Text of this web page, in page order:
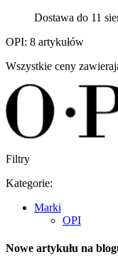
Dostawa do 11
OPI: 8 artykułów
Wszystkie ceny
Filtry
Kategorie:
Marki
OPI
Nowe artykułu na